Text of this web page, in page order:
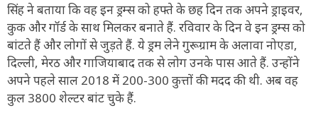
सिंह ने बताया कि वह इन ड्रम्स को हफ्ते के छह दिन तक अपने ड्राइवर,
कुक और गॉर्ड के साथ मिलकर बनाते हैं. रविवार के दिन वे इन ड्रम्स को
बांटते हैं और लोगों से जुड़ते हैं. ये ड्रम लेने गुरूग्राम के अलावा नोएडा,
दिल्ली, मेरठ और गाजियाबाद तक से लोग उनके पास आते हैं. उन्होंने
अपने पहले साल 2018 में 200-300 कुत्तों की मदद की थी. अब वह
कुल 3800 शेल्टर बांट चुके हैं.